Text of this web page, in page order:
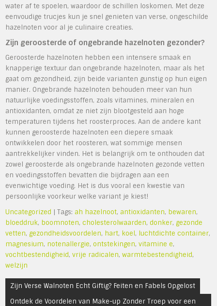
water af te spoelen, waardoor de schillen loskomen. Met deze
eenvoudige trucjes kun je snel genieten van verse, ongeschilde
hazelnoten voor al je culinaire creaties.
Zijn geroosterde of ongebrande hazelnoten gezonder?
Geroosterde hazelnoten hebben een intensere smaak en
knapperige textuur dan ongebrande hazelnoten, maar als het
gaat om gezondheid, zijn beide varianten gunstig op hun eigen
manier. Ongebrande hazelnoten behouden meer van hun
natuurlijke voedingsstoffen, zoals vitamines, mineralen en
antioxidanten, omdat ze niet zijn blootgesteld aan hoge
temperaturen tijdens het roosterproces. Aan de andere kant
kunnen geroosterde hazelnoten een diepere smaak
ontwikkelen door het roosteren, wat sommige mensen
aantrekkelijker vinden. Het is belangrijk om te onthouden dat
zowel geroosterde als ongebrande hazelnoten gezonde vetten
en voedingsstoffen bevatten die bijdragen aan een
evenwichtige voeding. Het is dus vooral een kwestie van
persoonlijke voorkeur welke variant je kiest!
Uncategorized | Tags: ah hazelnoot, antioxidanten, bewaren,
bloeddruk, boomnoten,cholesterolwaarden,donker,gezonde
vetten,gezondheidsvoordelen, hart, koel, luchtdichte container,
magnesium, notenallergie,ontstekingen,vitamine e,
vochtbestendigheid,vrije radicalen,warmtebestendigheid,
welzijn
Bericht
navigatie
Zijn Verse Walnoten Echt Giftig? Feiten en Fabels Opgelost
Ontdek de Voordelen van Make-up Zonder Troep voor een